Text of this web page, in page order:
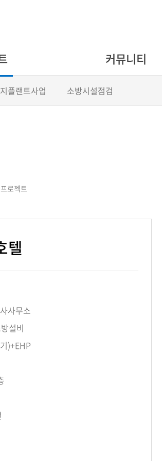
플랜트사업 소방시설점검
커뮤니티
로젝트
텔
사무소
설비
)+EHP